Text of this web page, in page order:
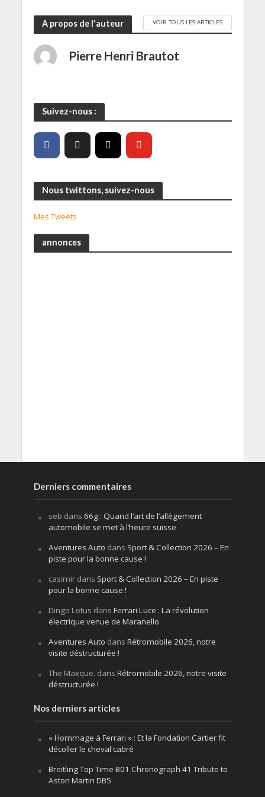
A propos de l'auteur VOIR TOUS LES ARTICLES
Pierre Henri Brautot
Suivez-nous :
Nous twittons, suivez-nous
Mes Tweets
annonces
Derniers commentaires
seb dans 66g : Quand l’art de l’allègement
automobile se met à l’heure suisse
Aventures Auto dans Sport & Collection 2026 – En
piste pour la bonne cause !
casimirdans Sport & Collection 2026 – En piste
pour la bonne cause !
Dingo Lotus dans Ferrari Luce : La révolution
électrique venue de Maranello
Aventures Auto dans Rétromobile 2026, notre
visite déstructurée !
The Maxque. dans Rétromobile 2026, notre visite
déstructurée !
Nos derniers articles
« Hommage à Ferrari » : Et la Fondation Cartier fit
décoller le cheval cabré
Breitling Top Time B01 Chronograph 41 Tribute to
Aston Martin DB5